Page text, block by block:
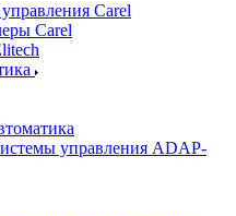
Carel
Carel
управления ADAP-